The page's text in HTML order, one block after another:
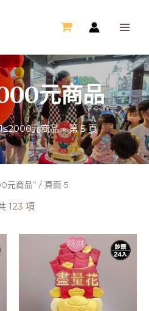
元商品
元商品 第 5 頁
元商品” / 頁面 5
123 項
此
產
品
有
多